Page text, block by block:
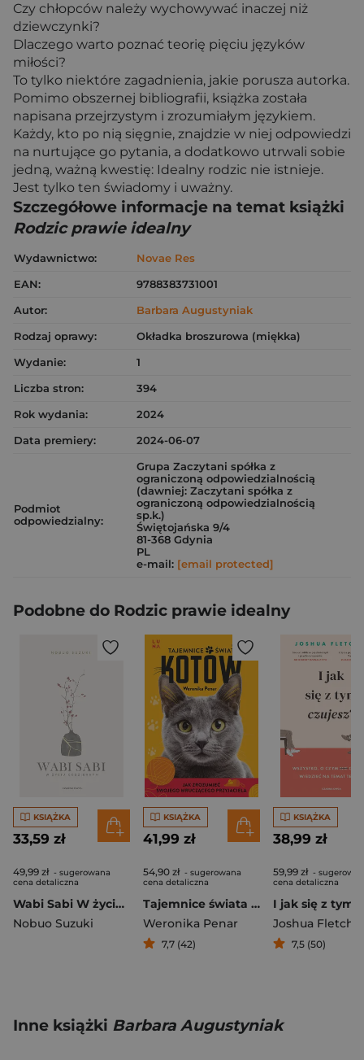
Czy chłopców należy wychowywać inaczej niż
dziewczynki?
Dlaczego warto poznać teorię pięciu języków
miłości?
To tylko niektóre zagadnienia, jakie porusza autorka.
Pomimo obszernej bibliografii, książka została
napisana przejrzystym i zrozumiałym językiem.
Każdy, kto po nią sięgnie, znajdzie w niej odpowiedzi
na nurtujące go pytania, a dodatkowo utrwali sobie
jedną, ważną kwestię: Idealny rodzic nie istnieje.
Jest tylko ten świadomy i uważny.
Szczegółowe informacje na temat książki
Rodzic prawie idealny
Wydawnictwo:
Novae Res
EAN:
9788383731001
Autor:
Barbara Augustyniak
Rodzaj oprawy:
Okładka broszurowa (miękka)
Wydanie:
1
Liczba stron:
394
Rok wydania:
2024
Data premiery:
2024-06-07
Podmiot
odpowiedzialny:
Grupa Zaczytani spółka z
ograniczoną odpowiedzialnością
(dawniej: Zaczytani spółka z
ograniczoną odpowiedzialnością
sp.k.)
Świętojańska 9/4
81-368 Gdynia
PL
e-mail: [email protected]
Podobne do Rodzic prawie idealny
KSIĄŻKA
33,59 zł
49,99 zł - sugerowana
cena detaliczna
Wabi Sabi W życiu codziennym
Nobuo Suzuki
KSIĄŻKA
41,99 zł
54,90 zł - sugerowana
cena detaliczna
Tajemnice świata kotów
Weronika Penar
7,7 (42)
KSIĄŻKA
38,99 zł
59,99 zł -
cena detaliczna
Joshua
7,5 (50)
Inne książki Barbara Augustyniak